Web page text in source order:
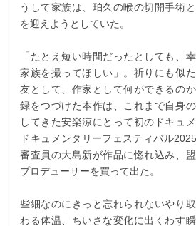
うして家族は、珀久の喉の切開手術
を迎えようとしていた。
「たとえ短い時間だったとしても、
家族を撮ってほしい」。祈りにも似
友として、作家として何ができるの
録をつづけた本作は、これまで自身
してきた安楽涼にとって初のドキュ
ドキュメンタリーフェスティバル
審査員の大島新が作品に惚れ込み、
プロデューサーを買って出た。
些細なのにきっと忘れられないやり
わる体温、ちいさな変化に出くわす